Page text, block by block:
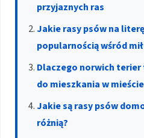
przyjaznych ras
Jakie rasy psów na
popularnością wśród
Dlaczego norwich terier
do mieszkania w
Jakie są rasy psów
różnią?